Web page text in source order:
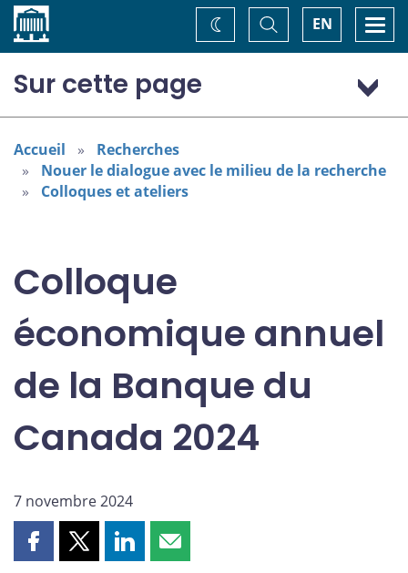
Accueil EN
Basculer
la
recherche
Changez
de
Sur cette page
Programme : jeudi 7 novembre
Programme : vendredi 8 novembre
Accueil
Recherches
Nouer le dialogue avec le milieu de la recherche
Colloques et ateliers
Colloque
économique annuel
de la Banque du
Canada 2024
7 novembre 2024
PartagerPartagerPartagerPartager